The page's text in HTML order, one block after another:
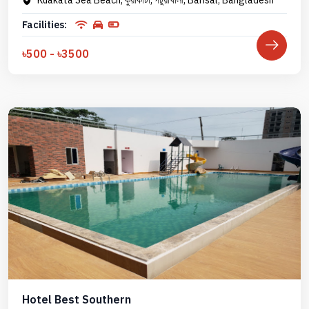
Facilities:
৳500 - ৳3500
Hotel Best Southern